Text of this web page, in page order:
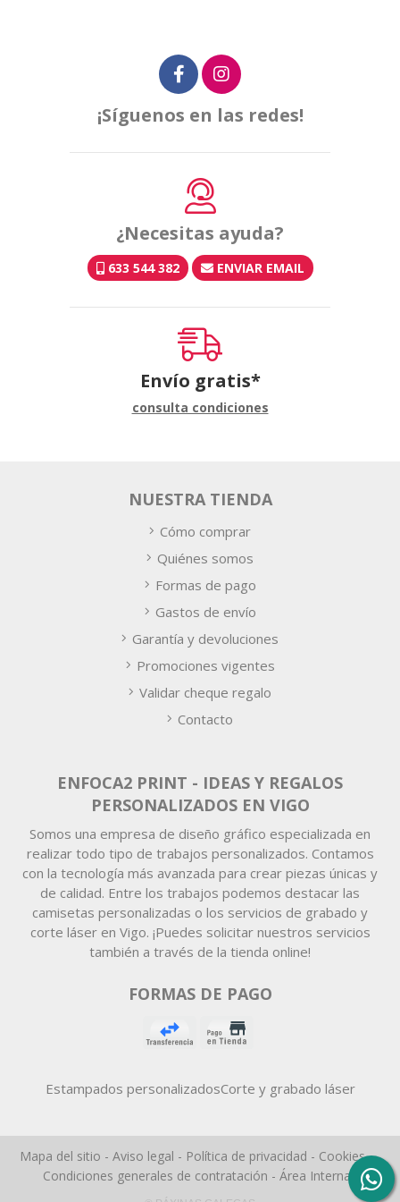
¡Síguenos en las redes!
¿Necesitas ayuda?
633 544 382 ENVIAR EMAIL
Envío gratis*
consulta condiciones
ENFOCA2 PRINT - IDEAS Y REGALOS
PERSONALIZADOS EN VIGO
Somos una empresa de diseño gráfico especializada en
realizar todo tipo de trabajos personalizados. Contamos
con la tecnología más avanzada para crear piezas únicas y
de calidad. Entre los trabajos podemos destacar las
camisetas personalizadas o los servicios de grabado y
corte láser en Vigo. ¡Puedes solicitar nuestros servicios
también a través de la tienda online!
FORMAS DE PAGO
NUESTRA TIENDA
Cómo comprar
Quiénes somos
Formas de pago
Gastos de envío
Garantía y devoluciones
Promociones vigentes
Validar cheque regalo
Contacto
Estampados personalizadosCorte y grabado láser
Mapa del sitio - Aviso legal - Política de privacidad - Cookies-
Condiciones generales de contratación - Área Interna